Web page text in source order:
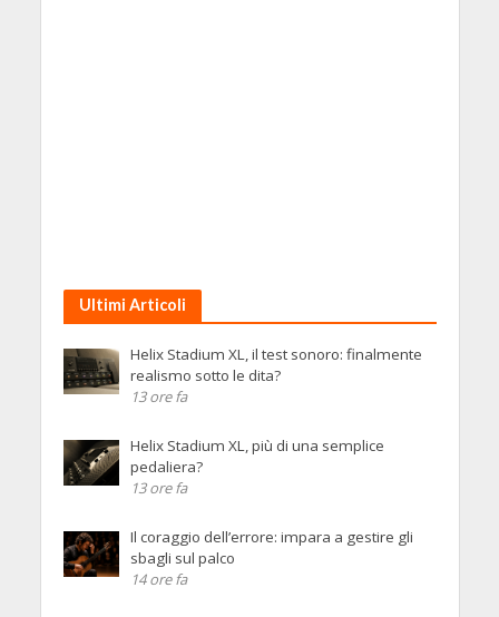
Ultimi Articoli
Helix Stadium XL, il test sonoro: finalmente
realismo sotto le dita?
13 ore fa
Helix Stadium XL, più di una semplice
pedaliera?
13 ore fa
Il coraggio dell’errore: impara a gestire gli
sbagli sul palco
14 ore fa